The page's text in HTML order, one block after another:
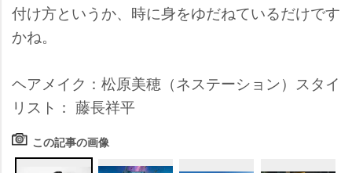
付け方というか、時に身をゆだねているだけです
かね。
ヘアメイク：松原美穂（ネステーション）スタイ
リスト： 藤長祥平
この記事の画像